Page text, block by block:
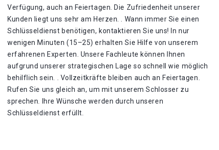
Verfügung, auch an Feiertagen. Die Zufriedenheit unserer
Kunden liegt uns sehr am Herzen. . Wann immer Sie einen
Schlüsseldienst benötigen, kontaktieren Sie uns! In nur
wenigen Minuten (15–25) erhalten Sie Hilfe von unserem
erfahrenen Experten. Unsere Fachleute können Ihnen
aufgrund unserer strategischen Lage so schnell wie möglich
behilflich sein. . Vollzeitkräfte bleiben auch an Feiertagen.
Rufen Sie uns gleich an, um mit unserem Schlosser zu
sprechen. Ihre Wünsche werden durch unseren
Schlüsseldienst erfüllt.